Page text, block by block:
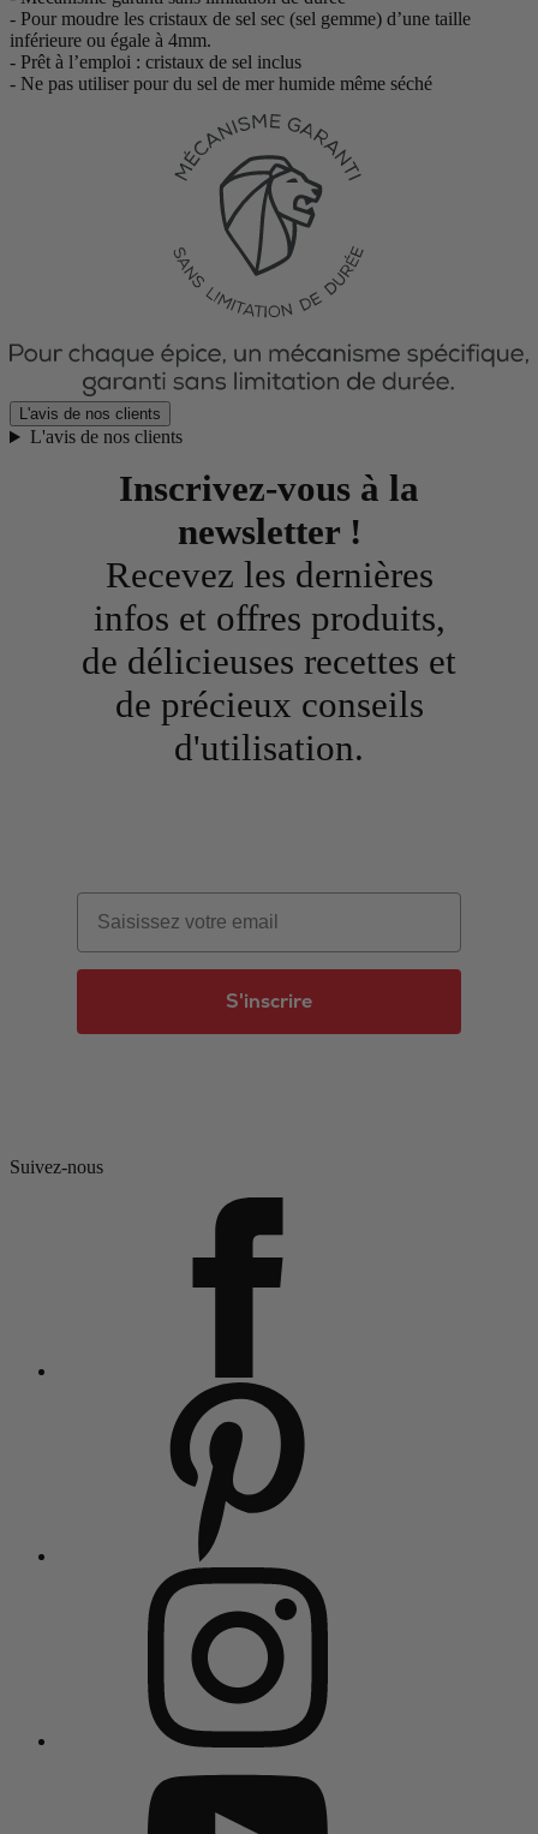
- Pour moudre les cristaux de sel sec (sel gemme) d’une taille
inférieure ou égale à 4mm.
- Prêt à l’emploi : cristaux de sel inclus
- Ne pas utiliser pour du sel de mer humide même séché
L'avis de nos clients
L'avis de nos clients
Inscrivez-vous à la
newsletter !
Recevez les dernières
infos et offres produits,
de délicieuses recettes et
de précieux conseils
d'utilisation.
Email
S'inscrire
Suivez-nous